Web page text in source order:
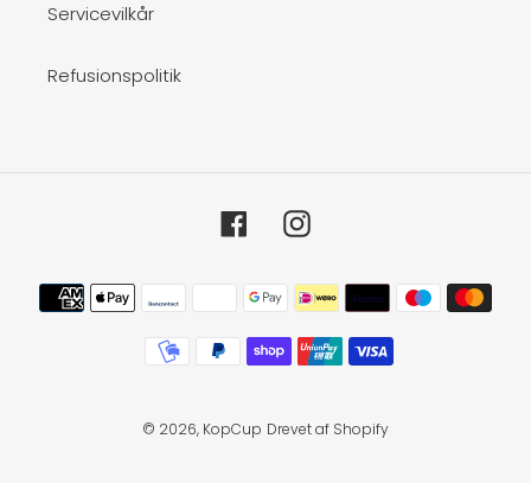
Servicevilkår
Refusionspolitik
FacebookInstagram
Betalingsmetoder
© 2026, KopCup Drevet af Shopify